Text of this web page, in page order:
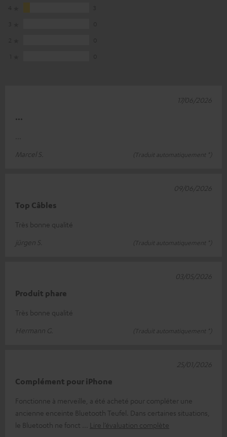
...
Marcel S.
(Traduit automatiquement *)
17/06/2026
Top Câbles
Très bonne qualité
jürgen S.
(Traduit automatiquement *)
09/06/2026
Produit phare
Très bonne qualité
Hermann G.
(Traduit automatiquement *)
03/05/2026
Complément pour iPhone
Fonctionne à merveille, a été acheté pour compléter une
ancienne enceinte Bluetooth Teufel. Dans certaines situations,
le Bluetooth ne fonct
Lire l’évaluation complète
25/01/2026